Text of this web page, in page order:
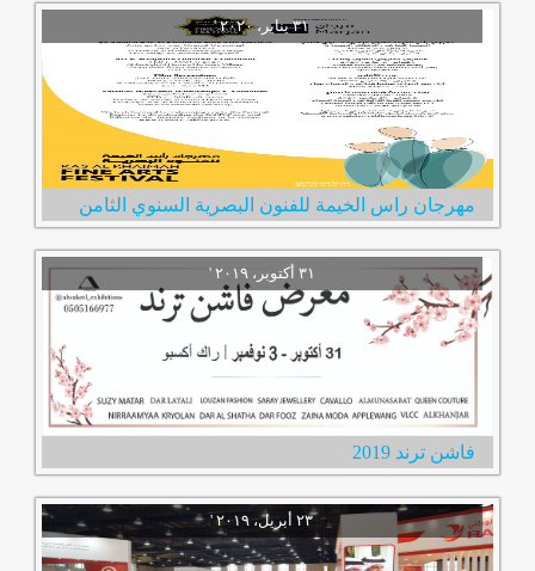
‏٣١ يناير، ٢٠٢٠‏ ‏'‏
مهرجان راس الخيمة للفنون البصرية السنوي الثامن
فاشن ترند 2019
‏٢٣ أبريل، ٢٠١٩‏ ‏'‏